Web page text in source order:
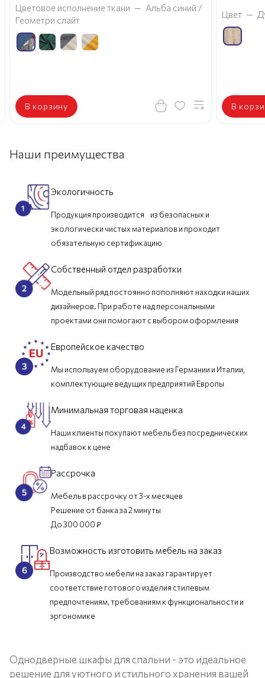
Цветовое исполнение ткани — Альба синий /
Геометри слайт
В корзину
Цвет —
В
Наши преимущества
Экологичность
Продукция производится из безопасных и
экологически чистых материалов и проходит
обязательную сертификацию
Собственный отдел разработки
Модельный ряд постоянно пополняют находки наших
дизайнеров. При работе над персональными
проектами они помогают с выбором оформления
Европейское качество
Мы используем оборудование из Германии и Италии,
комплектующие ведущих предприятий Европы
Минимальная торговая наценка
Наши клиенты покупают мебель без посреднических
надбавок к цене
Рассрочка
Мебель в рассрочку от 3-х месяцев
Решение от банка за 2 минуты
До 300 000 ₽
Возможность изготовить мебель на заказ
Производство мебели на заказ гарантирует
соответствие готового изделия стилевым
предпочтениям, требованиям к функциональности и
эргономике
Однодверные шкафы для спальни - это идеальное
решение для уютного и стильного хранения вашей